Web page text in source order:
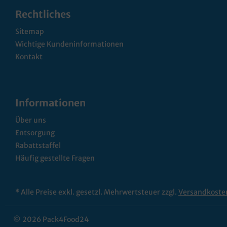
Rechtliches
Sitemap
Wichtige Kundeninformationen
Kontakt
Informationen
Über uns
Entsorgung
Rabattstaffel
Häufig gestellte Fragen
* Alle Preise exkl. gesetzl. Mehrwertsteuer zzgl.
© 2026 Pack4Food24